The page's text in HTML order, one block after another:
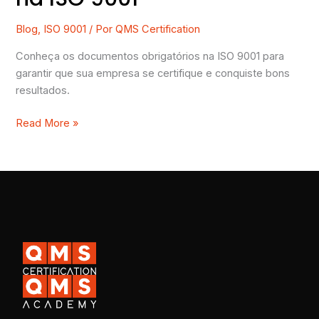
Blog, ISO 9001 / PorQMS Certification
Conheça os documentos obrigatórios na ISO 9001 para
garantir que sua empresa se certifique e conquiste bons
resultados.
Read More »